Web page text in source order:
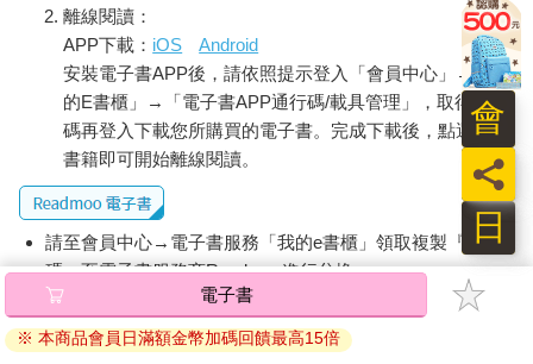
艾璣說：「明天日食的香港時間是零點四十八分至兩點五十分左
右，到時在另一個維度（dimension）見。」
「好，明天見！」洛娃興奮地說。
洛娃在這個號稱東方紐約的小城市裡擁有一家水晶小店，店鋪在
商業大廈內，既沒有招牌也沒有廣告，沒門路的人根本不會進
去，這裡販售的都是獨一無二的水晶或在全世界收集回來的精
品：不丹的藏香、峇里島的木雕、生命之花的圖案、水晶骷顱
頭、雷姆利亞水晶、卡巴拉（kabbalah）和各種靈性書籍，總之
只要你有緣進去，出來後就一定是一個不一樣的你。不過最難的
莫過於要等它開門，這間店並沒有辦公時間，洛娃本人就是鑰
匙。有時候她出門了，店就休息，但如果你是有緣人，大門總會
為你開啟的。
千萬不要小看這家小小的水晶店，它可是香港一寶，為香港穩定
繁華作出一定的貢獻。洛娃在這裡所設的水晶網已跟地球不同的
離線閱讀：
APP下載： iOS
Android
安裝電子書APP後，請依照提示登入「會員中心」→「我
的E書櫃」→「電子書APP通行碼/載具管理」，取得通行
碼再登入下載您所購買的電子書。完成下載後，點選任一
書籍即可開始離線閱讀。
請至會員中心→電子書服務「我的e書櫃」領取複製『兌換
碼』至電子書服務商Readmoo進行兌換。
退換貨須知：
因版權保護，您在金石堂所購買的電子書僅能以金石堂專屬
電子書
※ 本商品會員日滿額金幣加碼回饋最高15倍
日
員
會